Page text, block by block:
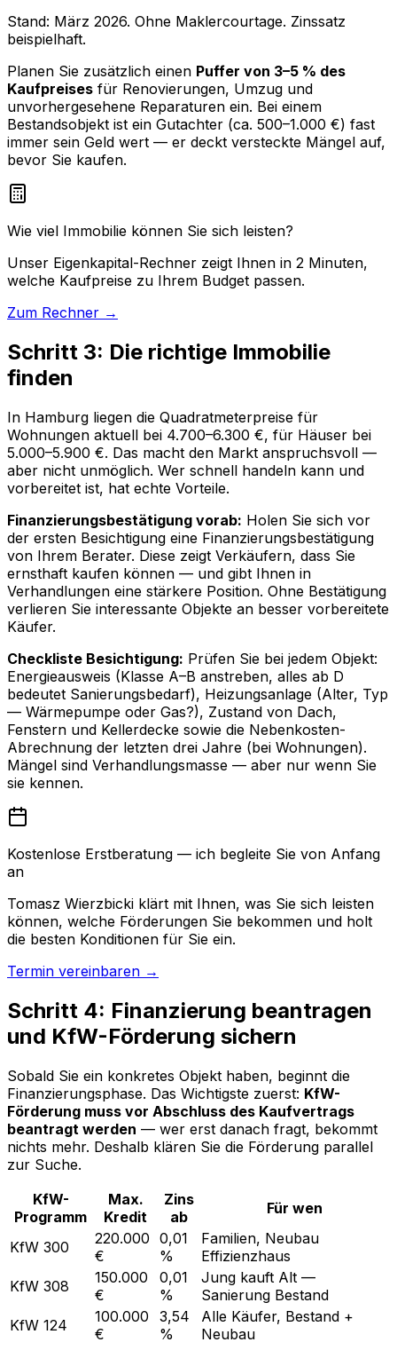
Stand: März 2026. Ohne Maklercourtage. Zinssatz
beispielhaft.
Planen Sie zusätzlich einen Puffer von 3–5 % des
Kaufpreises für Renovierungen, Umzug und
unvorhergesehene Reparaturen ein. Bei einem
Bestandsobjekt ist ein Gutachter (ca. 500–1.000 €) fast
immer sein Geld wert — er deckt versteckte Mängel auf,
bevor Sie kaufen.
Wie viel Immobilie können Sie sich leisten?
Unser Eigenkapital-Rechner zeigt Ihnen in 2 Minuten,
welche Kaufpreise zu Ihrem Budget passen.
Zum Rechner →
Schritt 3: Die richtige Immobilie
finden
In Hamburg liegen die Quadratmeterpreise für
Wohnungen aktuell bei 4.700–6.300 €, für Häuser bei
5.000–5.900 €. Das macht den Markt anspruchsvoll —
aber nicht unmöglich. Wer schnell handeln kann und
vorbereitet ist, hat echte Vorteile.
Finanzierungsbestätigung vorab: Holen Sie sich vor
der ersten Besichtigung eine Finanzierungsbestätigung
von Ihrem Berater. Diese zeigt Verkäufern, dass Sie
ernsthaft kaufen können — und gibt Ihnen in
Verhandlungen eine stärkere Position. Ohne Bestätigung
verlieren Sie interessante Objekte an besser vorbereitete
Käufer.
Checkliste Besichtigung: Prüfen Sie bei jedem Objekt:
Energieausweis (Klasse A–B anstreben, alles ab D
bedeutet Sanierungsbedarf), Heizungsanlage (Alter, Typ
— Wärmepumpe oder Gas?), Zustand von Dach,
Fenstern und Kellerdecke sowie die Nebenkosten-
Abrechnung der letzten drei Jahre (bei Wohnungen).
Mängel sind Verhandlungsmasse — aber nur wenn Sie
sie kennen.
Kostenlose Erstberatung — ich begleite Sie von Anfang
an
Tomasz Wierzbicki klärt mit Ihnen, was Sie sich leisten
können, welche Förderungen Sie bekommen und holt
die besten Konditionen für Sie ein.
Termin vereinbaren →
Schritt 4: Finanzierung beantragen
und KfW-Förderung sichern
Sobald Sie ein konkretes Objekt haben, beginnt die
Finanzierungsphase. Das Wichtigste zuerst: KfW-
Förderung muss vor Abschluss des Kaufvertrags
beantragt werden — wer erst danach fragt, bekommt
nichts mehr. Deshalb klären Sie die Förderung parallel
zur Suche.
KfW-
Programm
Max.
Kredit
Zins
ab
Für wen
KfW 300
220.000
€
0,01
%
Familien, Neubau
Effizienzhaus
KfW 308
150.000
€
0,01
%
Jung kauft Alt —
Sanierung Bestand
KfW 124
100.000
€
3,54
%
Alle Käufer, Bestand +
Neubau